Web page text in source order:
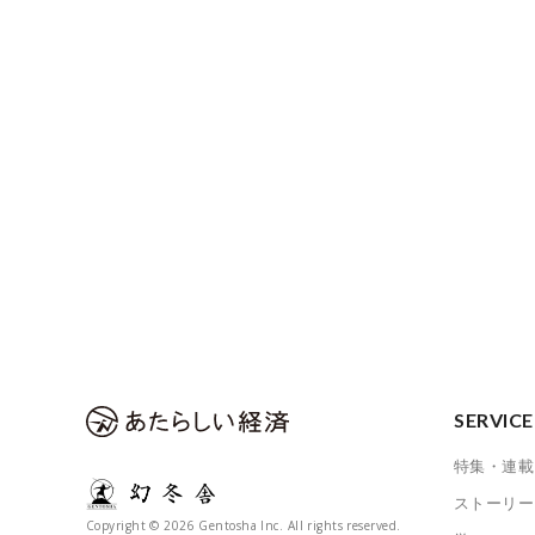
Copyright © 2026 Gentosha Inc. All rights reserved.
SERVICE
特集・連載
ストーリー